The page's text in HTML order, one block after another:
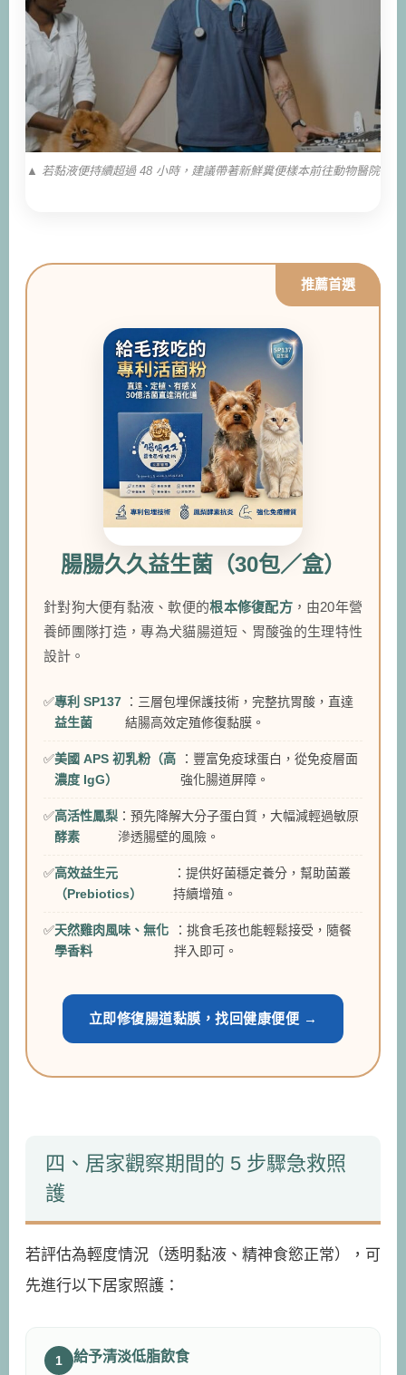
▲ 若黏液便持續超過 48 小時，建議帶著新鮮糞便樣本前往動物醫院
腸腸久久益生菌（30包／盒）
針對狗大便有黏液、軟便的根本修復配方，由20年營
養師團隊打造，專為犬貓腸道短、胃酸強的生理特性
設計。
專利 SP137
益生菌
：三層包埋保護技術，完整抗胃酸，直達
結腸高效定殖修復黏膜。
美國 APS 初乳粉（高
濃度 IgG）
：豐富免疫球蛋白，從免疫層面
強化腸道屏障。
高活性鳳梨
酵素
：預先降解大分子蛋白質，大幅減輕過敏原
滲透腸壁的風險。
高效益生元
（Prebiotics）
：提供好菌穩定養分，幫助菌叢
持續增殖。
天然雞肉風味、無化
學香料
：挑食毛孩也能輕鬆接受，隨餐
拌入即可。
立即修復腸道黏膜，找回健康便便 →
四、居家觀察期間的 5 步驟急救照
護
若評估為輕度情況（透明黏液、精神食慾正常），可
先進行以下居家照護：
1 給予清淡低脂飲食